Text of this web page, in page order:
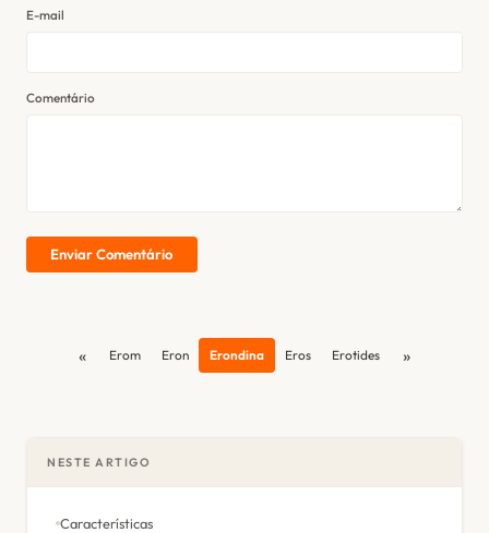
E-mail
Comentário
Enviar Comentário
« Erom Eron Erondina Eros Erotides »
NESTE ARTIGO
Características